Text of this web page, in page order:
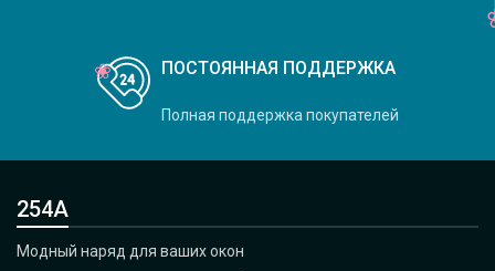
ПОСТОЯННАЯ ПОДДЕРЖКА
Полная поддержка покупателей
254А
Модный наряд для ваших окон